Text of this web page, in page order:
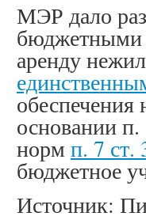
МЭР дало
бюджетными
аренду
основании
норм п. 7 ст.
бюджетное
Источник: